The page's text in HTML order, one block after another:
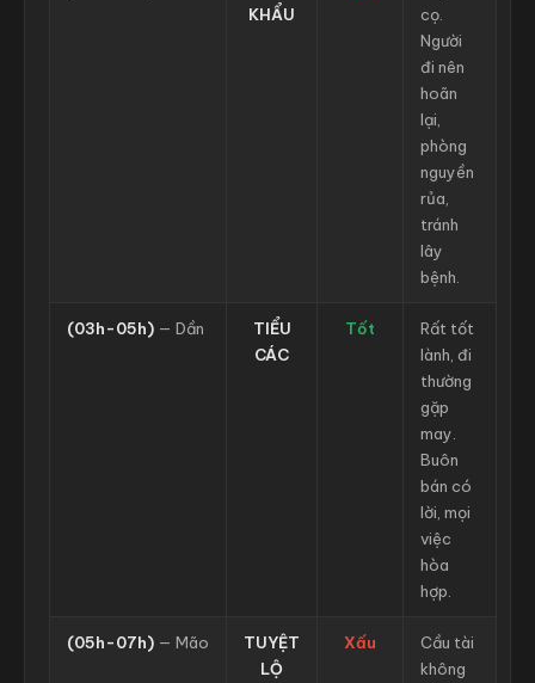
KHẨU
cọ.
Người
đi nên
hoãn
lại,
phòng
nguyền
rủa,
tránh
lây
bệnh.
(03h-05h) — Dần
TIỂU
CÁC
Tốt
Rất tốt
lành, đi
thường
gặp
may.
Buôn
bán có
lời, mọi
việc
hòa
hợp.
(05h-07h) — Mão
TUYỆT
LỘ
Xấu
Cầu tài
không